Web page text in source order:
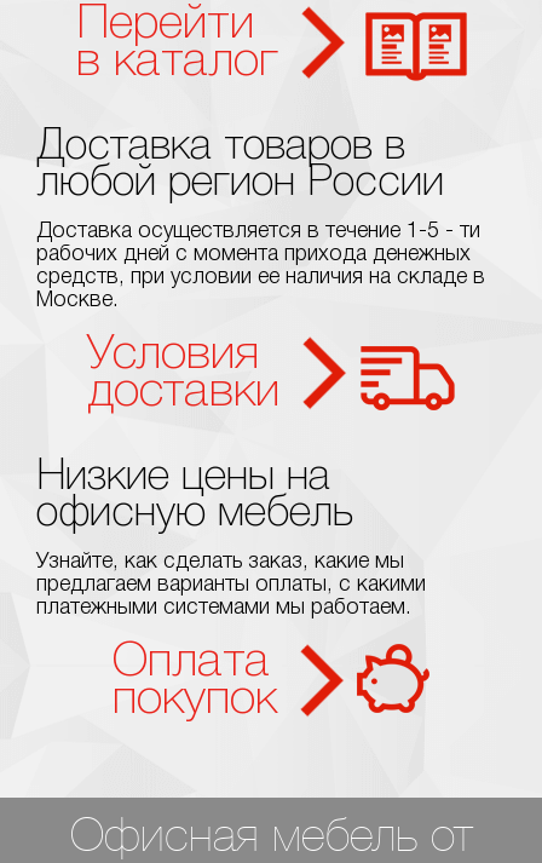
Перейти
в каталог
Доставка товаров в
любой регион России
Доставка осуществляется в течение 1-5 - ти
рабочих дней с момента прихода денежных
средств, при условии ее наличия на складе в
Москве.
Условия
доставки
Низкие цены на
офисную мебель
Узнайте, как сделать заказ, какие мы
предлагаем варианты оплаты, с какими
платежными системами мы работаем.
Оплата
покупок
Офисная мебель от